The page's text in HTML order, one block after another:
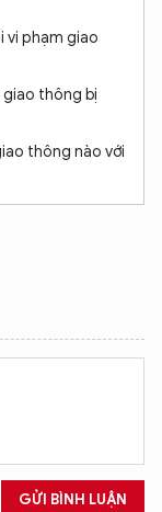
vi phạm giao
giao thông bị
thông nào với
GỬI BÌNH LUẬN